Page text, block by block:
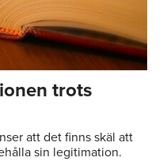
trots
att det finns skäl att
sin legitimation.